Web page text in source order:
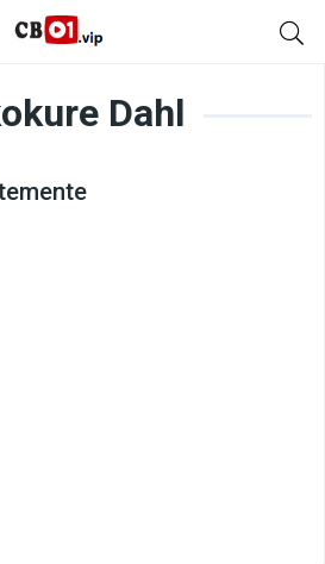
Dahl